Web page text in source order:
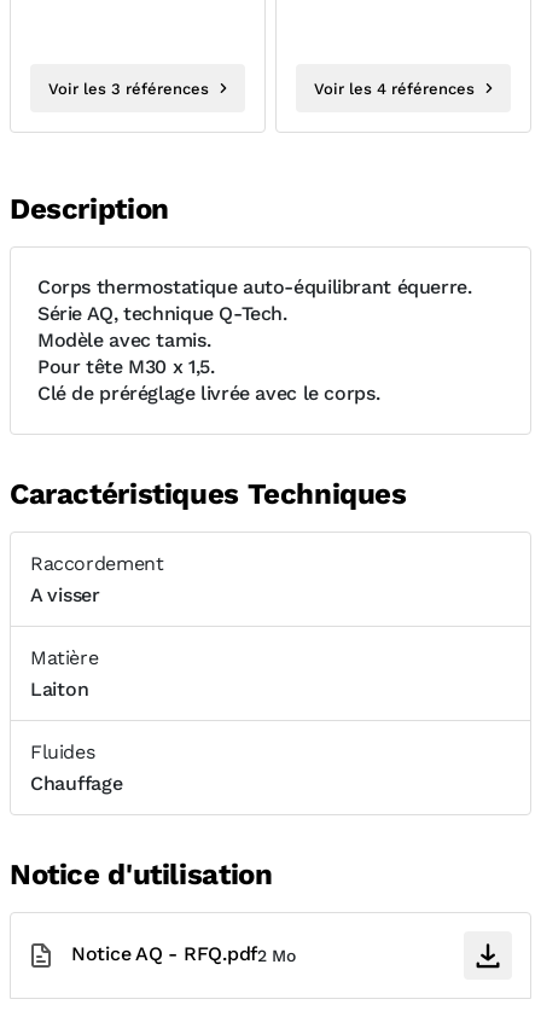
Voir les 3 références Voir les 4 références
Description
Corps thermostatique auto-équilibrant équerre.
Série AQ, technique Q-Tech.
Modèle avec tamis.
Pour tête M30 x 1,5.
Clé de préréglage livrée avec le corps.
Caractéristiques Techniques
Raccordement
A visser
Matière
Laiton
Fluides
Chauffage
Notice d'utilisation
Notice AQ - RFQ.pdf2 Mo